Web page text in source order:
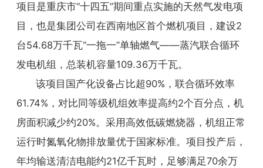
项目是重庆市“十四五”期间重点实施的天然气发电项
目，也是集团公司在西南地区首个燃机项目，建设2
台54.68万千瓦“一拖一”单轴燃气——蒸汽联合循环
发电机组，总装机容量109.36万千瓦。
该项目国产化设备占比超90%，联合循环效率
61.74%，对比同等级机组效率提高约2个百分点，机
房面积减少约20%。采用高效低碳燃烧器，机组正常
运行时氮氧化物排放量优于国家标准。项目投产后，
年均输送清洁电能约21亿千瓦时，足够满足70余万